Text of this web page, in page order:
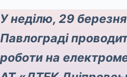
У неділю, 29
Павлограді
роботи на